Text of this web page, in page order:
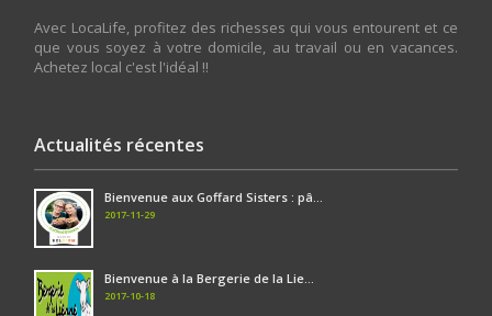
Avec LocaLife, profitez des richesses qui vous entourent et ce
que vous soyez à votre domicile, au travail ou en vacances.
Achetez local c'est l'idéal !!
Actualités récentes
Bienvenue aux Goffard Sisters : pâ...
2017-11-29
Bienvenue à la Bergerie de la Lie...
2017-10-18